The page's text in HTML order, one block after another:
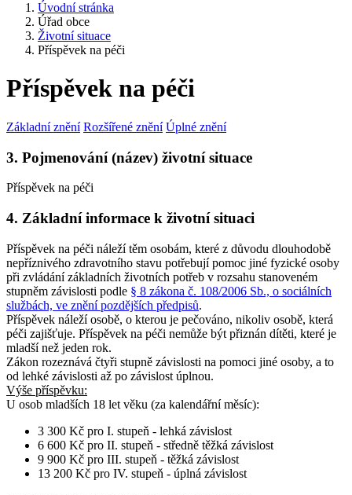
Úvodní stránka
Úřad obce
Životní situace
Příspěvek na péči
Příspěvek na péči
Základní znění Rozšířené znění Úplné znění
3. Pojmenování (název) životní situace
Příspěvek na péči
4. Základní informace k životní situaci
Příspěvek na péči náleží těm osobám, které z důvodu dlouhodobě
nepříznivého zdravotního stavu potřebují pomoc jiné fyzické osoby
při zvládání základních životních potřeb v rozsahu stanoveném
stupněm závislosti podle § 8 zákona č. 108/2006 Sb., o sociálních
službách, ve znění pozdějších předpisů.
Příspěvek náleží osobě, o kterou je pečováno, nikoliv osobě, která
péči zajišťuje. Příspěvek na péči nemůže být přiznán dítěti, které je
mladší než jeden rok.
Zákon rozeznává čtyři stupně závislosti na pomoci jiné osoby, a to
od lehké závislosti až po závislost úplnou.
Výše příspěvku:
U osob mladších 18 let věku (za kalendářní měsíc):
3 300 Kč pro I. stupeň - lehká závislost
6 600 Kč pro II. stupeň - středně těžká závislost
9 900 Kč pro III. stupeň - těžká závislost
13 200 Kč pro IV. stupeň - úplná závislost